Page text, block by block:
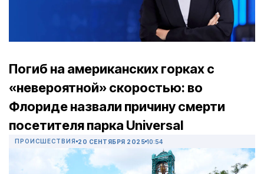
Погиб на американских горках с
«невероятной» скоростью: во
Флориде назвали причину смерти
посетителя парка Universal
ПРОИСШЕСТВИЯ 20 СЕНТЯБРЯ 2025 10:54